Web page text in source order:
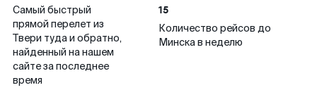
Самый быстрый
прямой перелет из
Твери туда и обратно,
найденный на нашем
сайте за последнее
время
15
Количество рейсов до
Минска в неделю